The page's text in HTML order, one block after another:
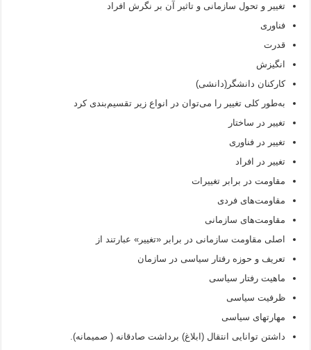
تغییر و تحول سازمانی و تاثیر آن بر نگرش افراد
فناوری
قدرت
انگیزش
کارکنان دانشگر(دانشی)
به‌طور کلی تغییر را می‌توان در انواع زیر تقسیم‌بندی کرد
تغییر در ساختار
تغییر در فناوری
تغییر در افراد
مقاومت در برابر تغییرات
مقاومت‌های فردی
مقاومت‌های سازمانی
اصلی مقاومت سازمانی در برابر «تغییر» عبارتند از
تعریف و حوزه رفتار سیاسی در سازمان
ماهیت رفتار سیاسی
ظرفیت سیاسی
مهارتهای سیاسی
داشتن توانایی انتقال (ابلاغ) برداشت صادقانه ( صمیمانه).